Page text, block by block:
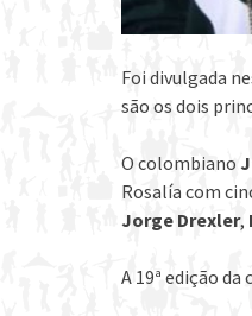
Foi divulgada
são os dois
O colombiano
Rosalía com
Jorge Drexler,
A 19ª edição